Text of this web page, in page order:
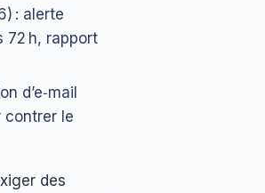
: alerte
72 h, rapport
d’e‑mail
contrer le
des